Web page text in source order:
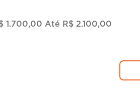
1.700,00 Até R$ 2.100,00